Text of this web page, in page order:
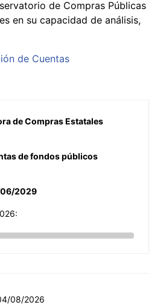
de Compras Públicas
en su capacidad de análisis,
de Cuentas
de Compras Estatales
de fondos públicos
2029
08/2026